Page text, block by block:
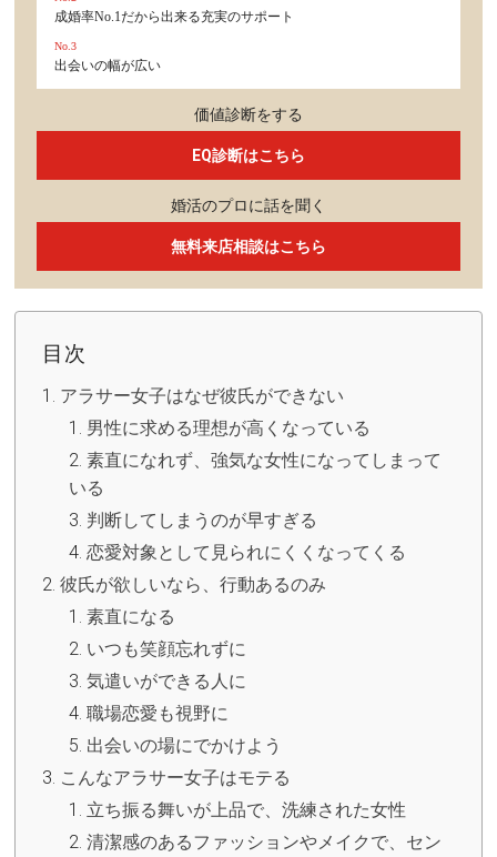
成婚率No.1だから出来る充実のサポート
No.3
出会いの幅が広い
価値診断をする
EQ診断はこちら
婚活のプロに話を聞く
無料来店相談はこちら
目次
アラサー女子はなぜ彼氏ができない
男性に求める理想が高くなっている
素直になれず、強気な女性になってしまって
いる
判断してしまうのが早すぎる
恋愛対象として見られにくくなってくる
彼氏が欲しいなら、行動あるのみ
素直になる
いつも笑顔忘れずに
気遣いができる人に
職場恋愛も視野に
出会いの場にでかけよう
こんなアラサー女子はモテる
立ち振る舞いが上品で、洗練された女性
清潔感のあるファッションやメイクで、セン